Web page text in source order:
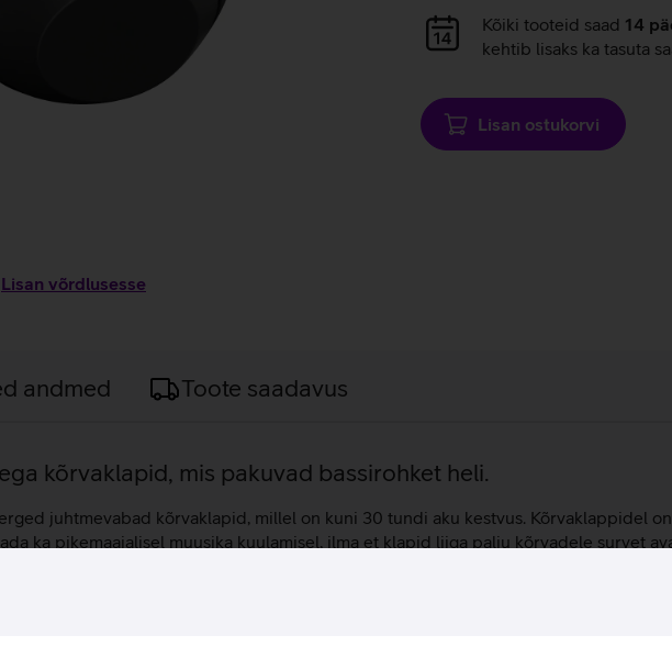
Lisan võrdlusesse
Andmete
laadimine
Kõiki tooteid saad 14
kehtib lisaks ka tasuta
Lisan ostukorvi
andmed Toote saadavus
kõrvaklapid, mis pakuvad bassirohket heli.
juhtmevabad kõrvaklapid, millel on kuni 30 tundi aku kestvus. Kõrvaklappidel
ka pikemaajalisel muusika kuulamisel, ilma et klapid liiga palju kõrvadele survet
keskenduda täielikult muusikale igal ajahetkel. Ambient helirežiimiga kuuled
Control funktsioon tuvastab automaatselt hetketegevuse ja muudab
asub puutetundlik ala, mis võimaldab vahetada muusikapalu või reguleerida
ning kasutada Alexa või Google Assistanti häälassistenti.